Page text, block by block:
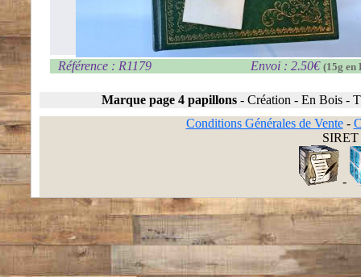
Référence : R1179 Envoi : 2.50€ (15g en
Marque page 4 papillons - Création - En Bois -
Conditions Générales de Vente-
SIRET
-